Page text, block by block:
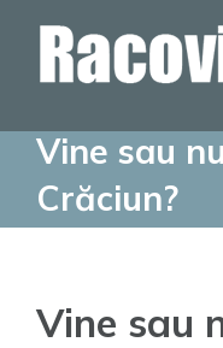
Vine sau
Crăciun?
Vine sau